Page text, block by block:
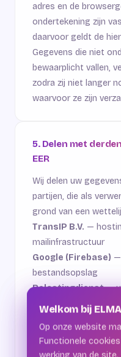
Welkom bij
Op onze website
Functionele
werking van de
adres en de
ondertekening zijn
daarvoor geldt de
Gegevens die niet
bewaarplicht vallen,
zodra zij niet langer
waarvoor ze zijn
5. Delen met
EER
Wij delen uw
partijen, die als
grond van een
TransIP B.V. —
mailinfrastructuur
Google (Firebase)
bestandsopslag
Belastingdienst—
verplicht
wij een
afspraken zijn
Welkom bij
Op onze website
Functionele
werking van de